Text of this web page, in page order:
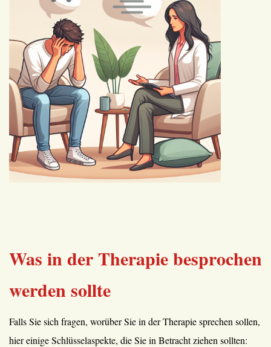
Was in der Therapie besprochen
werden sollte
Falls Sie sich fragen, worüber Sie in der Therapie sprechen sollen,
hier einige Schlüsselaspekte, die Sie in Betracht ziehen sollten: